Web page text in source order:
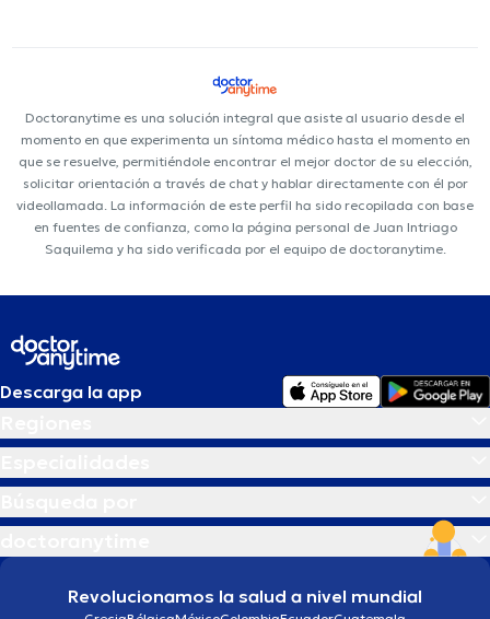
Doctoranytime es una solución integral que asiste al usuario desde el
momento en que experimenta un síntoma médico hasta el momento en
que se resuelve, permitiéndole encontrar el mejor doctor de su elección,
solicitar orientación a través de chat y hablar directamente con él por
videollamada. La información de este perfil ha sido recopilada con base
en fuentes de confianza, como la página personal de Juan Intriago
Saquilema y ha sido verificada por el equipo de doctoranytime.
Descarga la app
Revolucionamos la salud a nivel mundial